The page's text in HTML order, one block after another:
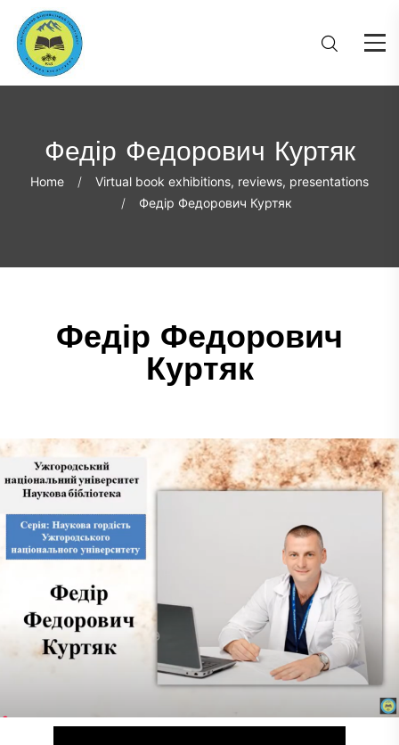
Федір Федорович Куртяк
Home
Virtual book exhibitions, reviews, presentations
Федір Федорович Куртяк
Федір Федорович
Куртяк